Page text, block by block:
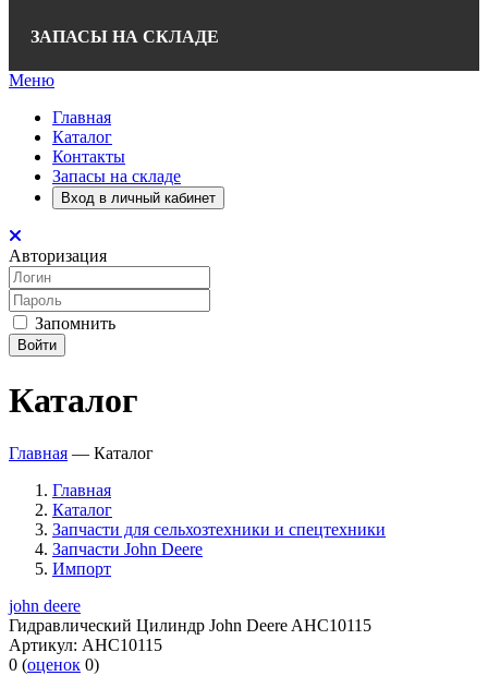
ЗАПАСЫ НА СКЛАДЕ
Меню
Главная
Каталог
Контакты
Запасы на складе
Вход в личный кабинет
Авторизация
Запомнить
Войти
Каталог
Главная — Каталог
Главная
Каталог
Запчасти для сельхозтехники и спецтехники
Запчасти John Deere
Импорт
john deere
Гидравлический Цилиндр John Deere AHC10115
Артикул: AHC10115
0 (оценок 0)